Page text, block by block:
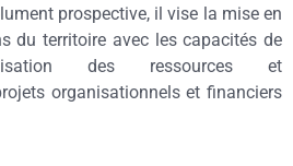
prospective, il vise la mise en
du territoire avec les capacités de
des ressources et
organisationnels et financiers